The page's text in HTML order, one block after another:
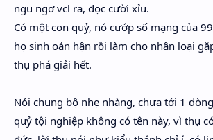
ngu ngơ vcl ra, đọc cười xỉu.
Có một con quỷ, nó cướp số mạng của
họ sinh oán hận rồi làm cho nhân loại
thụ phá giải hết.
Nói chung bộ nhẹ nhàng, chưa tới 1
quỷ tội nghiệp không có tên này, vì thụ